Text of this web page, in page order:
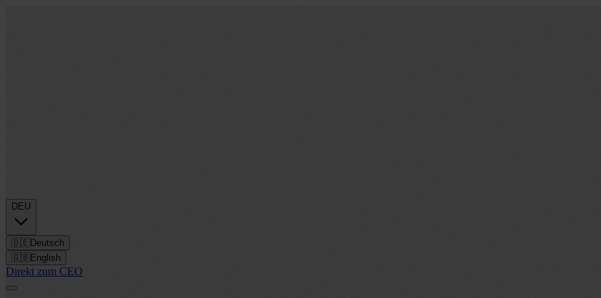
DEU
🇩🇪 Deutsch
🇬🇧 English
Direkt zum CEO